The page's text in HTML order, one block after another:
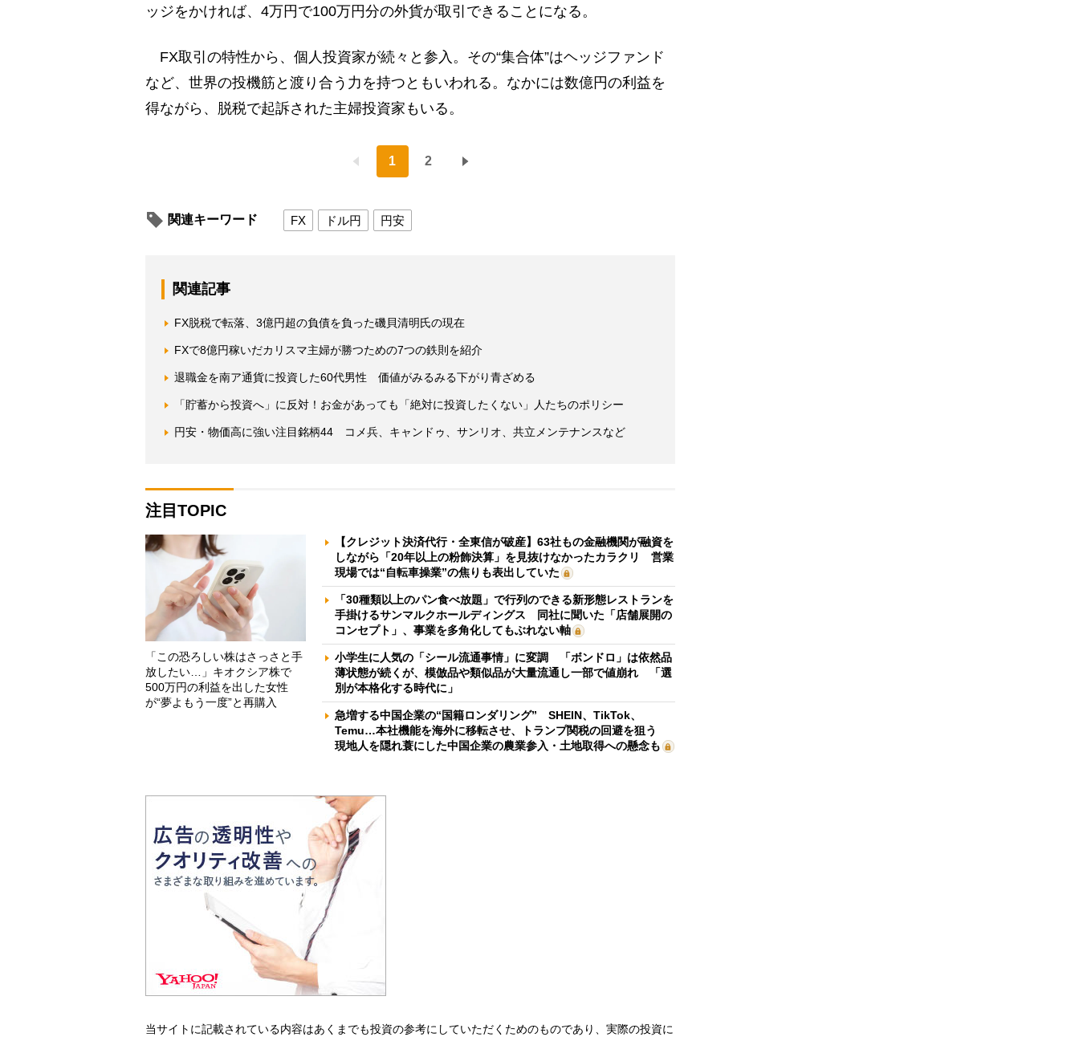
ッジをかければ、4万円で100万円分の外貨が取引できることになる。
FX取引の特性から、個人投資家が続々と参入。その“集合体”はヘッジファンド
など、世界の投機筋と渡り合う力を持つともいわれる。なかには数億円の利益を
得ながら、脱税で起訴された主婦投資家もいる。
1 2
関連キーワード FX ドル円 円安
関連記事
FX脱税で転落、3億円超の負債を負った磯貝清明氏の現在
FXで8億円稼いだカリスマ主婦が勝つための7つの鉄則を紹介
退職金を南ア通貨に投資した60代男性 価値がみるみる下がり青ざめる
「貯蓄から投資へ」に反対！お金があっても「絶対に投資したくない」人たちのポリシー
円安・物価高に強い注目銘柄44 コメ兵、キャンドゥ、サンリオ、共立メンテナンスなど
注目TOPIC
「この恐ろしい株はさっさと手
放したい…」キオクシア株で
500万円の利益を出した女性
が“夢よもう一度”と再購入
【クレジット決済代行・全東信が破産】63社もの金融機関が融資を
しながら「20年以上の粉飾決算」を見抜けなかったカラクリ 営業
現場では“自転車操業”の焦りも表出していた
「30種類以上のパン食べ放題」で行列のできる新形態レストランを
手掛けるサンマルクホールディングス 同社に聞いた「店舗展開の
コンセプト」、事業を多角化してもぶれない軸
小学生に人気の「シール流通事情」に変調 「ボンドロ」は依然品
薄状態が続くが、模倣品や類似品が大量流通し一部で値崩れ 「選
別が本格化する時代に」
急増する中国企業の“国籍ロンダリング” SHEIN、TikTok、
Temu…本社機能を海外に移転させ、トランプ関税の回避を狙う
現地人を隠れ蓑にした中国企業の農業参入・土地取得への懸念も
当サイトに記載されている内容はあくまでも投資の参考にしていただくためのものであり、実際の投資に